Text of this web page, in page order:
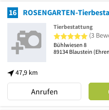
16 ROSENGARTEN-
47,9 km
Tierbestattung
5 von 5
(3
Bühlwiesen 8
89134 Blaustein
Anrufen